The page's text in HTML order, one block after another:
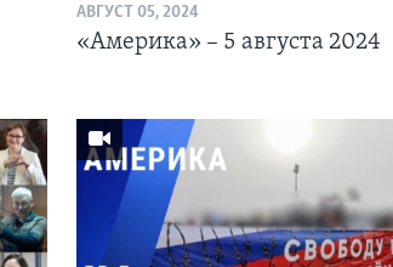
АВГУСТ 05, 2024
«Америка» – 5 августа 2024